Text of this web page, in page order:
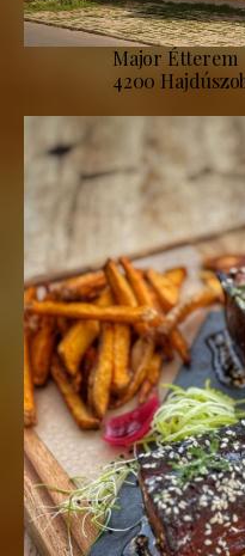
Major Étterem
4200